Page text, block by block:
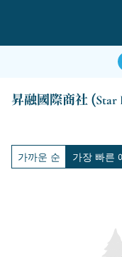
昇融國際商社 (Star
가까운 순 가장 빠른